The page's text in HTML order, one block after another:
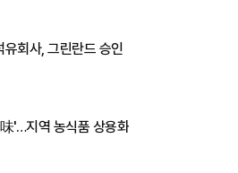
회사, 그린란드 승인
'…지역 농식품 상용화